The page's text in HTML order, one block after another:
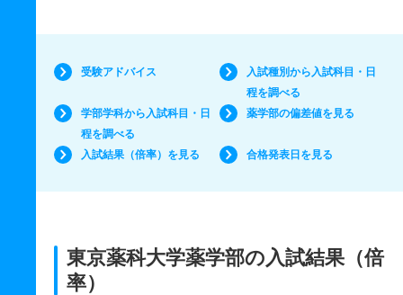
受験アドバイス
入試種別から入試科目・日
程を調べる
学部学科から入試科目・日
程を調べる
薬学部の偏差値を見る
入試結果（倍率）を見る 合格発表日を見る
東京薬科大学薬学部の入試結果（倍
率）